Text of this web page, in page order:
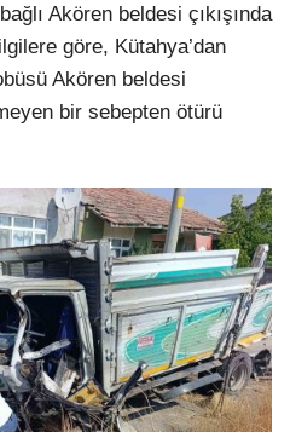
Akören beldesi çıkışında
göre, Kütahya’dan
Akören beldesi
bir sebepten ötürü